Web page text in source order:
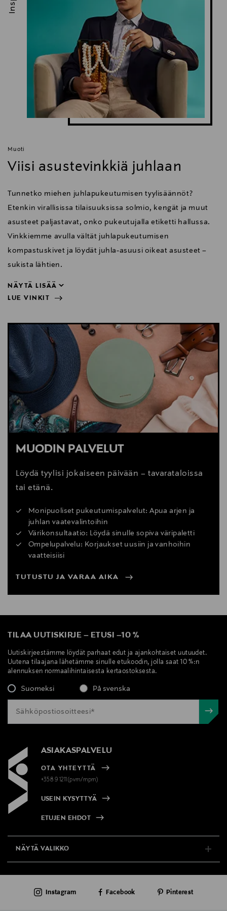
Muoti
Viisi asustevinkkiä juhlaan
Tunnetko miehen juhlapukeutumisen tyylisäännöt?
Etenkin virallisissa tilaisuuksissa solmio, kengät ja muut
asusteet paljastavat, onko pukeutujalla etiketti hallussa.
Vinkkiemme avulla vältät juhlapukeutumisen
kompastuskivet ja löydät juhla-asuusi oikeat asusteet –
sukista lähtien.
NÄYTÄ LISÄÄ
LUE VINKIT
NÄYTÄ VÄHEMMÄN
LUE VINKIT
MUODIN PALVELUT
Löydä tyylisi jokaiseen päivään – tavarataloissa
tai etänä.
Monipuoliset pukeutumispalvelut: Apua arjen ja
juhlan vaatevalintoihin
Värikonsultaatio: Löydä sinulle sopiva väripaletti
Ompelupalvelu: Korjaukset uusiin ja vanhoihin
vaatteisiisi
TUTUSTU JA VARAA AIKA
TILAA UUTISKIRJE – ETUSI –10 %
Uutiskirjeestämme löydät parhaat edut ja ajankohtaiset uutuudet.
Uutena tilaajana lähetämme sinulle etukoodin, jolla saat 10 %:n
alennuksen normaalihintaisesta kertaostoksesta.
Suomeksi På svenska
ASIAKASPALVELU
OTA YHTEYTTÄ
+358 9 1211(pvm/mpm)
USEIN KYSYTTYÄ
ETUJEN EHDOT
NÄYTÄ VALIKKO
AJANKOHTAISTA
Instagram Facebook Pinterest